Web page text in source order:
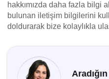
hakkımızda daha fazla bilgi
bulunan iletişim bilgilerini
doldurarak bize kolaylıkla